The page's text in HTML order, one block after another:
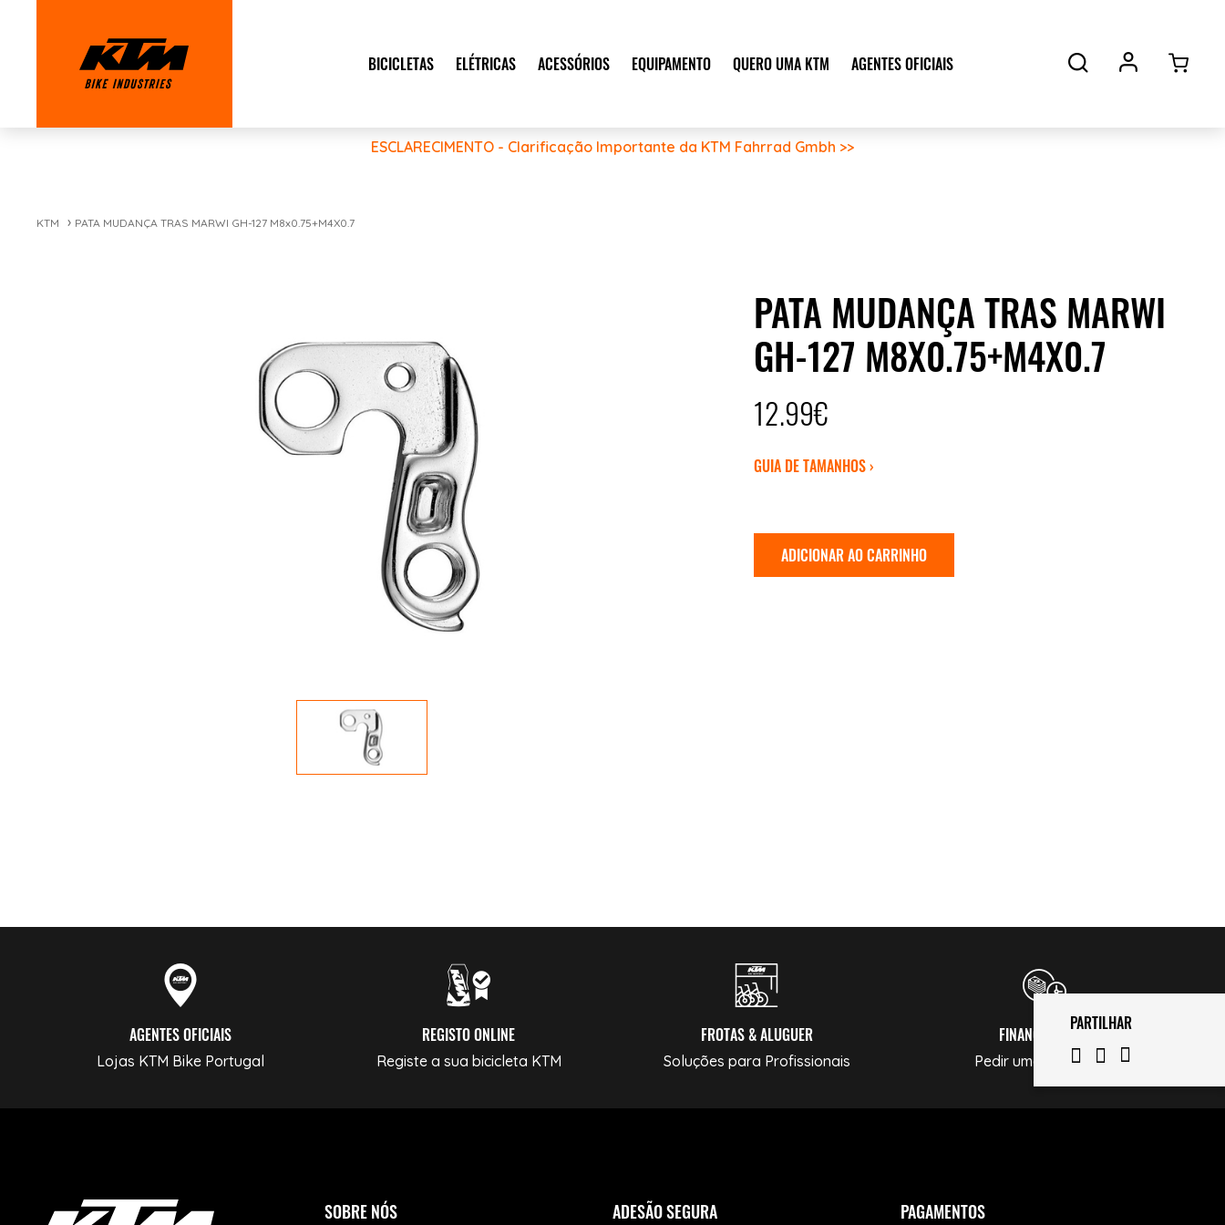
BICICLETAS ELÉTRICAS ACESSÓRIOS EQUIPAMENTO QUERO UMA KTM AGENTES OFICIAIS
ESCLARECIMENTO - Clarificação Importante da KTM Fahrrad Gmbh >>
KTM PATA MUDANÇA TRAS MARWI GH-127 M8x0.75+M4X0.7
PARTILHAR
PATA MUDANÇA TRAS MARWI
GH-127 M8X0.75+M4X0.7
12.99€
GUIA DE TAMANHOS ›
ADICIONAR AO CARRINHO
AGENTES OFICIAIS
Lojas KTM Bike Portugal
REGISTO ONLINE
Registe a sua bicicleta KTM
FROTAS & ALUGUER
Soluções para Profissionais
FINANCIAMENTO
Pedir uma Simulação
SOBRE NÓS ADESÃO SEGURA PAGAMENTOS